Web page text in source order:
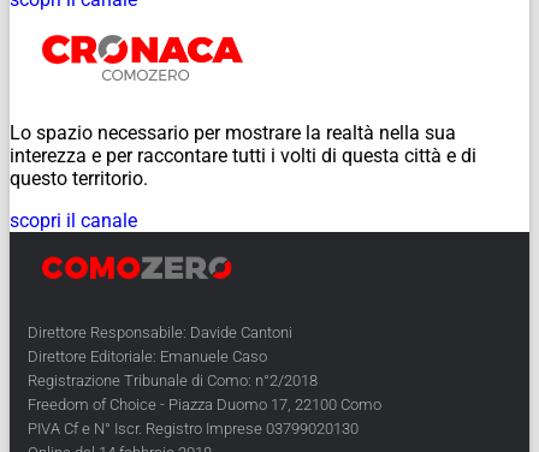
Lo spazio necessario per mostrare la realtà nella sua
interezza e per raccontare tutti i volti di questa città e di
questo territorio.
scopri il canale
Direttore Responsabile: Davide Cantoni
Direttore Editoriale: Emanuele Caso
Registrazione Tribunale di Como: n°2/2018
Freedom of Choice - Piazza Duomo 17, 22100 Como
PIVA Cf e N° Iscr. Registro Imprese 03799020130